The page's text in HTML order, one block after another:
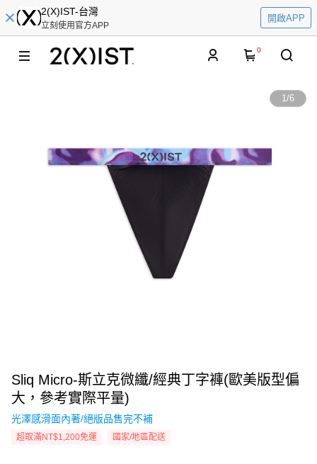
2(X)IST-台灣
立刻使用官方APP
開啟APP
0
1/6
Sliq Micro-斯立克微纖/經典丁字褲(歐美版型偏
大，參考實際平量)
光澤感滑面內著/絕版品售完不補
超取滿NT$1,200免運 國家/地區配送